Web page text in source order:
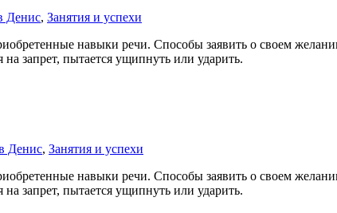
Денис, Занятия и успехи
навыки речи. Способы заявить о своем
запрет, пытается ущипнуть или ударить.
Денис, Занятия и успехи
навыки речи. Способы заявить о своем
запрет, пытается ущипнуть или ударить.